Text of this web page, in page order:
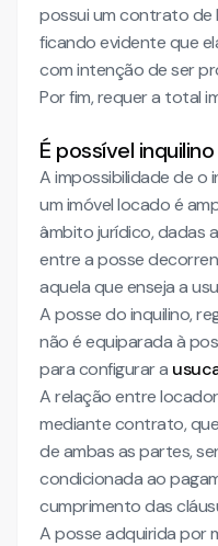
possui um contrato de
ficando evidente que
com intenção de ser
Por fim, requer a total
É possível
A impossibilidade de o
um imóvel locado é
âmbito jurídico, dadas
entre a posse
aquela que enseja a
A posse do inquilino,
não é equiparada à
para configurar a
A relação entre
mediante contrato,
de ambas as partes,
condicionada ao
cumprimento das
A posse adquirida por